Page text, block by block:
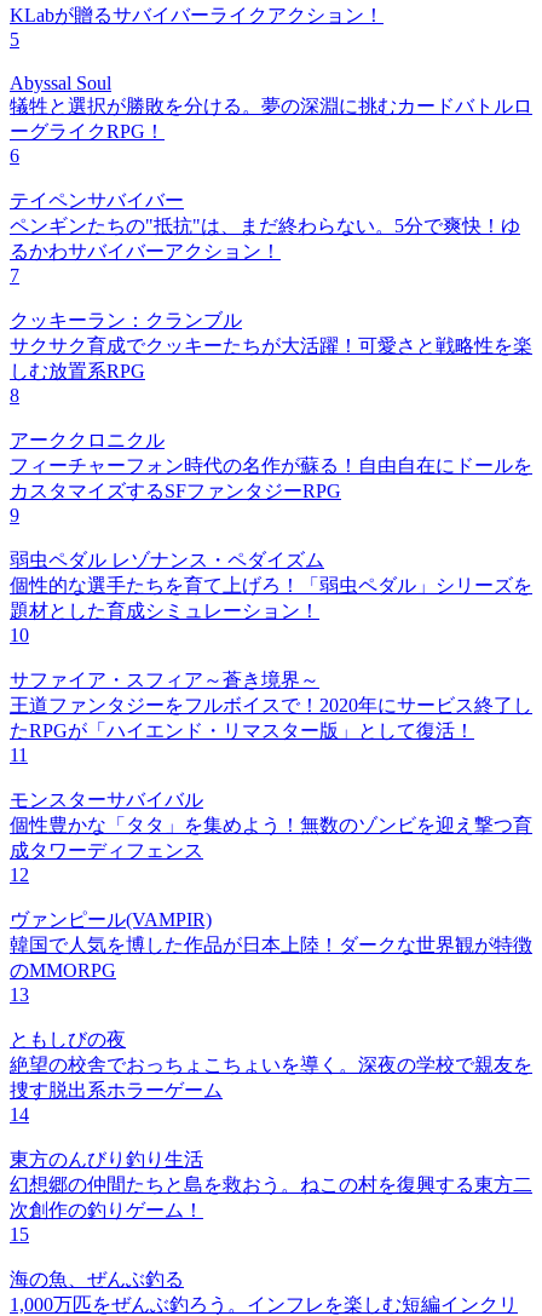
KLabが贈るサバイバーライクアクション！
5
Abyssal Soul
犠牲と選択が勝敗を分ける。夢の深淵に挑むカードバトルロ
ーグライクRPG！
6
テイペンサバイバー
ペンギンたちの"抵抗"は、まだ終わらない。5分で爽快！ゆ
るかわサバイバーアクション！
7
クッキーラン：クランブル
サクサク育成でクッキーたちが大活躍！可愛さと戦略性を楽
しむ放置系RPG
8
アーククロニクル
フィーチャーフォン時代の名作が蘇る！自由自在にドールを
カスタマイズするSFファンタジーRPG
9
弱虫ペダル レゾナンス・ペダイズム
個性的な選手たちを育て上げろ！「弱虫ペダル」シリーズを
題材とした育成シミュレーション！
10
サファイア・スフィア～蒼き境界～
王道ファンタジーをフルボイスで！2020年にサービス終了し
たRPGが「ハイエンド・リマスター版」として復活！
11
モンスターサバイバル
個性豊かな「タタ」を集めよう！無数のゾンビを迎え撃つ育
成タワーディフェンス
12
ヴァンピール(VAMPIR)
韓国で人気を博した作品が日本上陸！ダークな世界観が特徴
のMMORPG
13
ともしびの夜
絶望の校舎でおっちょこちょいを導く。深夜の学校で親友を
捜す脱出系ホラーゲーム
14
東方のんびり釣り生活
幻想郷の仲間たちと島を救おう。ねこの村を復興する東方二
次創作の釣りゲーム！
15
海の魚、ぜんぶ釣る
1,000万匹をぜんぶ釣ろう。インフレを楽しむ短編インクリ